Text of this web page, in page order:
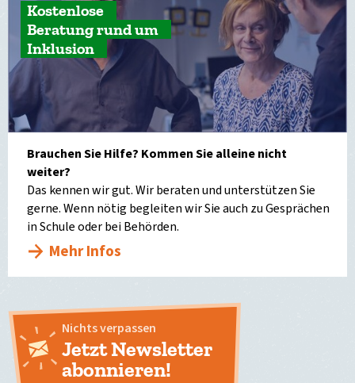
Kostenlose
Beratung rund um
Inklusion
Brauchen Sie Hilfe? Kommen Sie alleine nicht
weiter?
Das kennen wir gut. Wir beraten und unterstützen Sie
gerne. Wenn nötig begleiten wir Sie auch zu Gesprächen
in Schule oder bei Behörden.
Mehr Infos
Nichts verpassen
Jetzt Newsletter
abonnieren!